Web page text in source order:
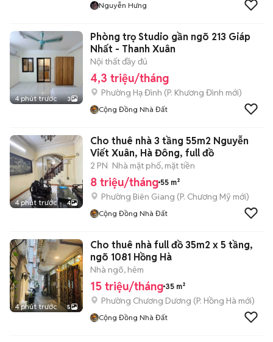
Nguyễn Hưng
4 phút trước 3
Phòng trọ Studio gần ngõ 213 Giáp
Nhất - Thanh Xuân
Nội thất đầy đủ
4,3 triệu/tháng
Phường Hạ Đình (P. Khương Đình mới)
Cộng Đồng Nhà Đất
4 phút trước 4
Cho thuê nhà 3 tầng 55m2 Nguyễn
Viết Xuân, Hà Đông, full đồ
2 PN Nhà mặt phố, mặt tiền
8 triệu/tháng 55 m²
Phường Biên Giang (P. Chương Mỹ mới)
Cộng Đồng Nhà Đất
4 phút trước 5
Cho thuê nhà full đồ 35m2 x 5 tầng,
ngõ 1081 Hồng Hà
Nhà ngõ, hẻm
15 triệu/tháng 35 m²
Phường Chương Dương (P. Hồng Hà mới)
Cộng Đồng Nhà Đất